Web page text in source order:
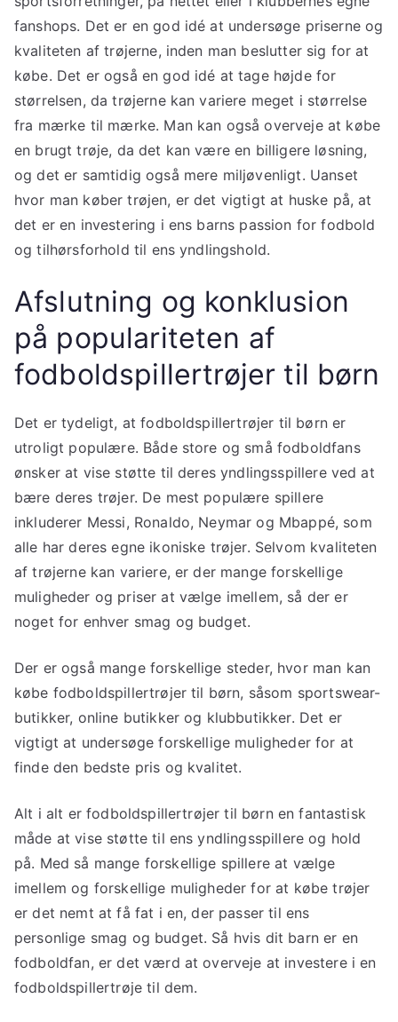
fanshops. Det er en god idé at undersøge priserne og
kvaliteten af trøjerne, inden man beslutter sig for at
købe. Det er også en god idé at tage højde for
størrelsen, da trøjerne kan variere meget i størrelse
fra mærke til mærke. Man kan også overveje at købe
en brugt trøje, da det kan være en billigere løsning,
og det er samtidig også mere miljøvenligt. Uanset
hvor man køber trøjen, er det vigtigt at huske på, at
det er en investering i ens barns passion for fodbold
og tilhørsforhold til ens yndlingshold.
Afslutning og konklusion
på populariteten af
fodboldspillertrøjer til børn
Det er tydeligt, at fodboldspillertrøjer til børn er
utroligt populære. Både store og små fodboldfans
ønsker at vise støtte til deres yndlingsspillere ved at
bære deres trøjer. De mest populære spillere
inkluderer Messi, Ronaldo, Neymar og Mbappé, som
alle har deres egne ikoniske trøjer. Selvom kvaliteten
af trøjerne kan variere, er der mange forskellige
muligheder og priser at vælge imellem, så der er
noget for enhver smag og budget.
Der er også mange forskellige steder, hvor man kan
købe fodboldspillertrøjer til børn, såsom sportswear-
butikker, online butikker og klubbutikker. Det er
vigtigt at undersøge forskellige muligheder for at
finde den bedste pris og kvalitet.
Alt i alt er fodboldspillertrøjer til børn en fantastisk
måde at vise støtte til ens yndlingsspillere og hold
på. Med så mange forskellige spillere at vælge
imellem og forskellige muligheder for at købe trøjer
er det nemt at få fat i en, der passer til ens
personlige smag og budget. Så hvis dit barn er en
fodboldfan, er det værd at overveje at investere i en
fodboldspillertrøje til dem.